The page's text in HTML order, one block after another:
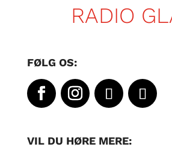
RADIO
FØLG OS:
VIL DU HØRE MERE: